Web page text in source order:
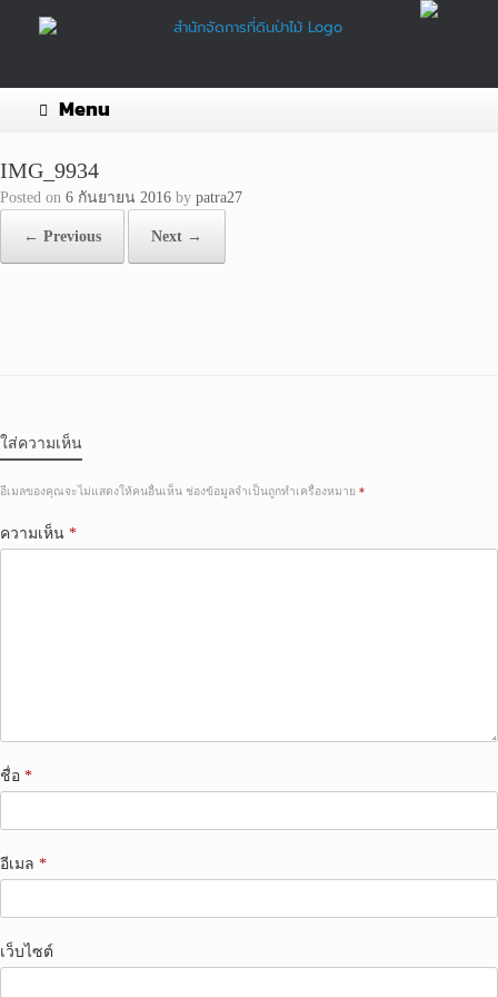
Menu
IMG_9934
Posted on 6 กันยายน 2016 by patra27
← Previous Next →
ใส่ความเห็น
อีเมลของคุณจะไม่แสดงให้คนอื่นเห็น ช่องข้อมูลจำเป็นถูกทำเครื่องหมาย *
ความเห็น *
ชื่อ *
อีเมล *
เว็บไซต์